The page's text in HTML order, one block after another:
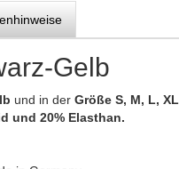
Gelb
und in der Größe S, M, L, XL
und 20% Elasthan.